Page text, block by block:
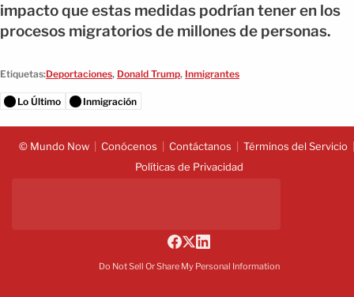
impacto que estas medidas podrían tener en los
procesos migratorios de millones de personas.
Etiquetas:Deportaciones, Donald Trump, Inmigrantes
Lo Último Inmigración
© Mundo Now Conócenos Contáctanos
Términos del Servicio
Políticas de Privacidad
Do Not Sell Or Share My Personal Information